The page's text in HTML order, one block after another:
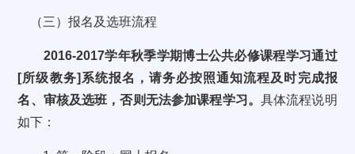
（三）报名及选班流程
2016-2017学年秋季学期博士公共必修课程学习通过
[所级教务] 系统报名，请务必按照通知流程及时完成报
名、审核及选班，否则无法参加课程学习。 具体流程说明
如下：